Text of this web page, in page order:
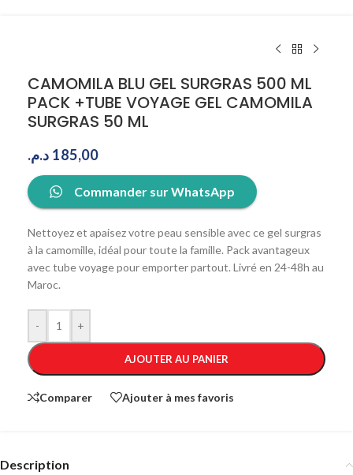
CAMOMILA BLU GEL SURGRAS 500 ML
PACK +TUBE VOYAGE GEL CAMOMILA
SURGRAS 50 ML
185,00 د.م.
Commander sur WhatsApp
Nettoyez et apaisez votre peau sensible avec ce gel surgras
à la camomille, idéal pour toute la famille. Pack avantageux
avec tube voyage pour emporter partout. Livré en 24-48h au
Maroc.
- +
AJOUTER AU PANIER
Comparer Ajouter à mes favoris
Description